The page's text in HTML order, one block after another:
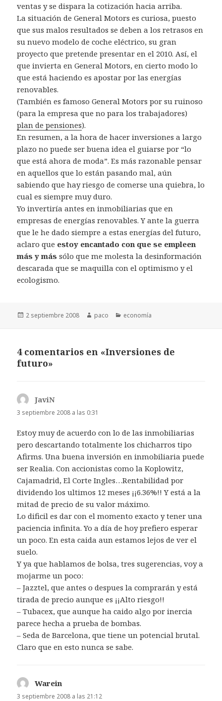
ventas y se dispara la cotización hacia arriba.
La situación de General Motors es curiosa, puesto
que sus malos resultados se deben a los retrasos en
su nuevo modelo de coche eléctrico, su gran
proyecto que pretende presentar en el 2010. Así, el
que invierta en General Motors, en cierto modo lo
que está haciendo es apostar por las energías
renovables.
(También es famoso General Motors por su ruinoso
(para la empresa que no para los trabajadores)
plan de pensiones).
En resumen, a la hora de hacer inversiones a largo
plazo no puede ser buena idea el guiarse por “lo
que está ahora de moda”. Es más razonable pensar
en aquellos que lo están pasando mal, aún
sabiendo que hay riesgo de comerse una quiebra, lo
cual es siempre muy duro.
Yo invertiría antes en inmobiliarias que en
empresas de energías renovables. Y ante la guerra
que le he dado siempre a estas energías del futuro,
aclaro que estoy encantado con que se empleen
más y más sólo que me molesta la desinformación
descarada que se maquilla con el optimismo y el
ecologismo.
Publicado
2 septiembre 2008 Autor
paco Categorías
economía
4 comentarios en «Inversiones de
futuro»
JaviN
3 septiembre 2008 a las 0:31
Estoy muy de acuerdo con lo de las inmobiliarias
pero descartando totalmente los chicharros tipo
Afirms. Una buena inversión en inmobiliaria puede
ser Realia. Con accionistas como la Koplowitz,
Cajamadrid, El Corte Ingles…Rentabilidad por
dividendo los ultimos 12 meses ¡¡6.36%!! Y está a la
mitad de precio de su valor máximo.
Lo dificil es dar con el momento exacto y tener una
paciencia infinita. Yo a día de hoy prefiero esperar
un poco. En esta caida aun estamos lejos de ver el
suelo.
Y ya que hablamos de bolsa, tres sugerencias, voy a
mojarme un poco:
– Jazztel, que antes o despues la comprarán y está
tirada de precio aunque es ¡¡Alto riesgo!!
– Tubacex, que aunque ha caido algo por inercia
parece hecha a prueba de bombas.
– Seda de Barcelona, que tiene un potencial brutal.
Claro que en esto nunca se sabe.
Warein
3 septiembre 2008 a las 21:12